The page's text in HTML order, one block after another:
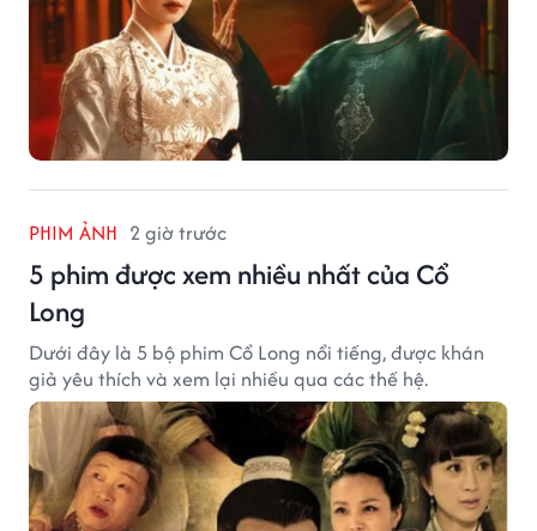
PHIM ẢNH 2 giờ trước
5 phim được xem nhiều nhất của Cổ
Long
Dưới đây là 5 bộ phim Cổ Long nổi tiếng, được khán
giả yêu thích và xem lại nhiều qua các thế hệ.